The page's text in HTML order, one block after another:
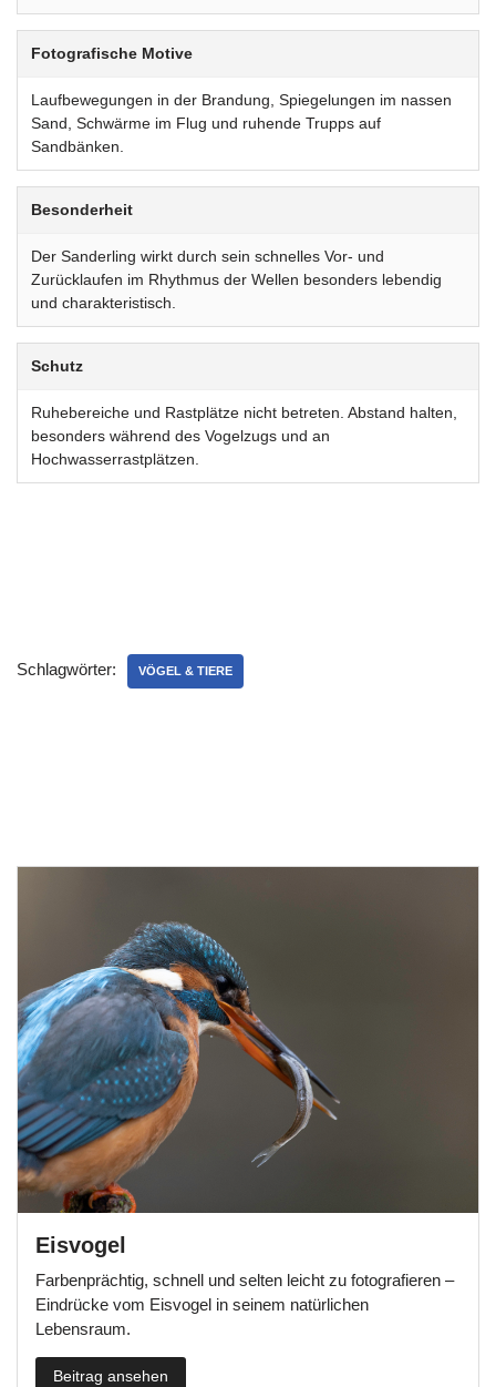
Fotografische Motive
Laufbewegungen in der Brandung, Spiegelungen im nassen
Sand, Schwärme im Flug und ruhende Trupps auf
Sandbänken.
Besonderheit
Der Sanderling wirkt durch sein schnelles Vor- und
Zurücklaufen im Rhythmus der Wellen besonders lebendig
und charakteristisch.
Schutz
Ruhebereiche und Rastplätze nicht betreten. Abstand halten,
besonders während des Vogelzugs und an
Hochwasserrastplätzen.
Schlagwörter: VÖGEL & TIERE
Eisvogel
Farbenprächtig, schnell und selten leicht zu fotografieren –
Eindrücke vom Eisvogel in seinem natürlichen
Lebensraum.
Beitrag ansehen